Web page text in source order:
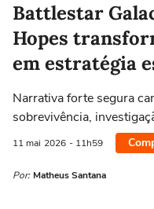
Battlestar
Hopes
em estratégia
Narrativa forte segura
sobrevivência,
11 mai 2026 - 11h59
Por: Matheus Santana